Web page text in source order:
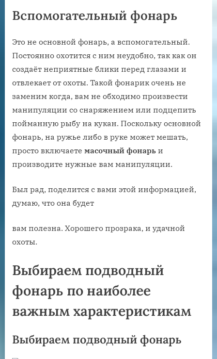
Вспомогательный фонарь
Это не основной фонарь, а вспомогательный.
Постоянно охотится с ним неудобно, так как он
создаёт неприятные блики перед глазами и
отвлекает от охоты. Такой фонарик очень не
заменим когда, вам не обходимо произвести
манипуляции со снаряжением или подцепить
пойманную рыбу на кукан. Поскольку основной
фонарь, на ружье либо в руке может мешать,
просто включаете масочный фонарь и
производите нужные вам манипуляции.
Был рад, поделится с вами этой информацией,
думаю, что она будет
вам полезна. Хорошего прозрака, и удачной
охоты.
Выбираем подводный
фонарь по наиболее
важным характеристикам
Выбираем подводный фонарь